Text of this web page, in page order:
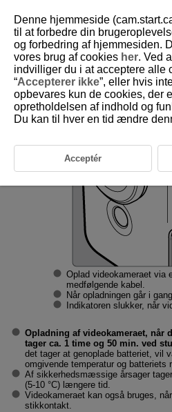
D250-013
Opladning af
Oplad videokameraet.
Oplad videokameraet via
medfølgende kabel.
Når opladningen går i
Indikatoren slukker, når
Opladning af videokameraet, når
tager ca. 1 time og 50 min. ved
det tager at genoplade batteriet, vil
omgivende temperatur og batteriets
Af sikkerhedsmæssige årsager
(5-10 °C) længere tid.
Videokameraet kan også bruges,
stikkontakt.
Denne hjemmeside
til at forbedre din
og forbedring af hjemmesiden.
vores brug af cookies her. Ved
indvilliger du i at acceptere alle
“Accepterer ikke”, eller hvis
opbevares kun de cookies, der
opretholdelsen af indhold og
Du kan til hver en tid ændre
Acceptér